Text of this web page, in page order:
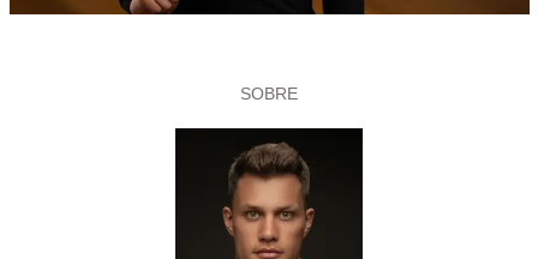
SOBRE